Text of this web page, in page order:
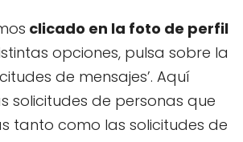
clicado en la foto de perfil
opciones, pulsa sobre la
de mensajes’. Aquí
solicitudes de personas que
tanto como las solicitudes de